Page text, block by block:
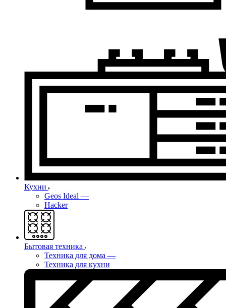
Кухни
Geos Ideal —
Hacker
Бытовая техника
Техника для дома —
Техника для кухни